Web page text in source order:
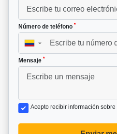
Número de teléfono *
▼
Mensaje *
Acepto recibir información